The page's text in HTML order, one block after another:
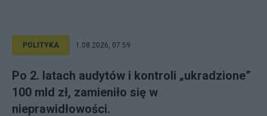
POLITYKA 1.08.2026, 07:59
Po 2. latach audytów i kontroli „ukradzione”
100 mld zł, zamieniło się w
nieprawidłowości.